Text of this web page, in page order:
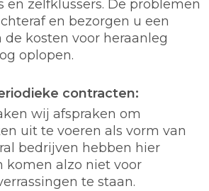
en zelfklussers. De problemen
en bezorgen u een
de kosten voor heraanleg
oplopen.
contracten:
wij afspraken om
uit te voeren als vorm van
bedrijven hebben hier
komen alzo niet voor
te staan.